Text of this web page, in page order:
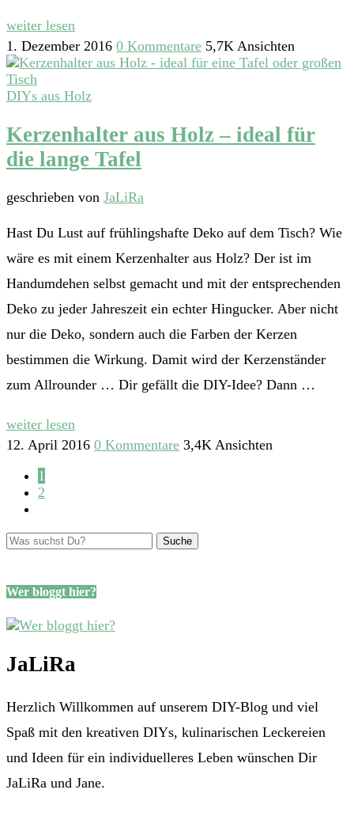
weiter lesen
1. Dezember 2016 0 Kommentare 5,7K Ansichten
DIYs aus Holz
Kerzenhalter aus Holz – ideal für
die lange Tafel
geschrieben von JaLiRa
Hast Du Lust auf frühlingshafte Deko auf dem Tisch? Wie
wäre es mit einem Kerzenhalter aus Holz? Der ist im
Handumdehen selbst gemacht und mit der entsprechenden
Deko zu jeder Jahreszeit ein echter Hingucker. Aber nicht
nur die Deko, sondern auch die Farben der Kerzen
bestimmen die Wirkung. Damit wird der Kerzenständer
zum Allrounder … Dir gefällt die DIY-Idee? Dann …
weiter lesen
12. April 2016 0 Kommentare 3,4K Ansichten
1
2
Wer bloggt hier?
JaLiRa
Herzlich Willkommen auf unserem DIY-Blog und viel
Spaß mit den kreativen DIYs, kulinarischen Leckereien
und Ideen für ein individuelleres Leben wünschen Dir
JaLiRa und Jane.